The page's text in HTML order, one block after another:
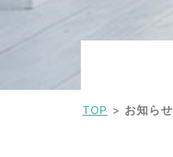
TOP お知らせ